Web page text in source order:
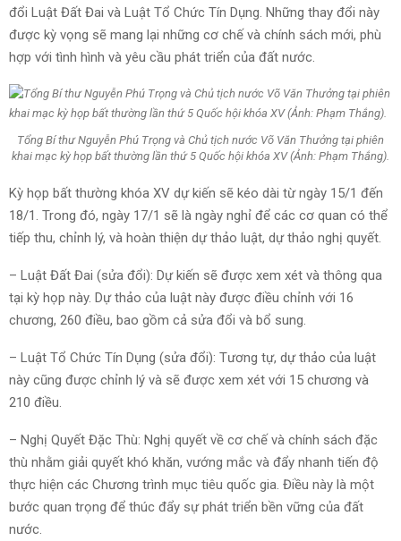
đổi Luật Đất Đai và Luật Tổ Chức Tín Dụng. Những thay đổi này
được kỳ vọng sẽ mang lại những cơ chế và chính sách mới, phù
hợp với tình hình và yêu cầu phát triển của đất nước.
Tổng Bí thư Nguyễn Phú Trọng và Chủ tịch nước Võ Văn Thưởng tại phiên
khai mạc kỳ họp bất thường lần thứ 5 Quốc hội khóa XV (Ảnh: Phạm Thắng).
Kỳ họp bất thường khóa XV dự kiến sẽ kéo dài từ ngày 15/1 đến
18/1. Trong đó, ngày 17/1 sẽ là ngày nghỉ để các cơ quan có thể
tiếp thu, chỉnh lý, và hoàn thiện dự thảo luật, dự thảo nghị quyết.
– Luật Đất Đai (sửa đổi): Dự kiến sẽ được xem xét và thông qua
tại kỳ họp này. Dự thảo của luật này được điều chỉnh với 16
chương, 260 điều, bao gồm cả sửa đổi và bổ sung.
– Luật Tổ Chức Tín Dụng (sửa đổi): Tương tự, dự thảo của luật
này cũng được chỉnh lý và sẽ được xem xét với 15 chương và
210 điều.
– Nghị Quyết Đặc Thù: Nghị quyết về cơ chế và chính sách đặc
thù nhằm giải quyết khó khăn, vướng mắc và đẩy nhanh tiến độ
thực hiện các Chương trình mục tiêu quốc gia. Điều này là một
bước quan trọng để thúc đẩy sự phát triển bền vững của đất
nước.